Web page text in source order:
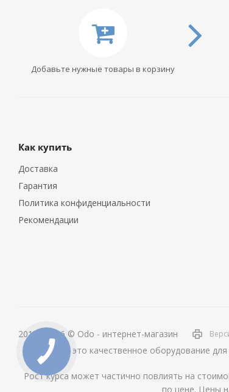
Добавьте нужные товары в корзину
Как купить
Доставка
Гарантия
Политика конфиденциальности
Рекомендации
2014 - 2026 © Odo - интернет-магазин
ОДО – это качественное оборудование
Рост курса может частично повлиять на
по цене. Цены